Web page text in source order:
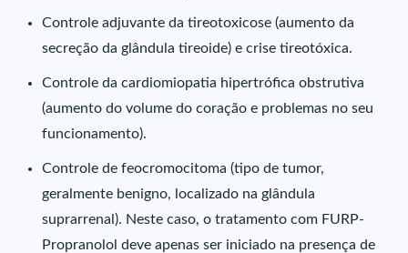
Controle adjuvante da tireotoxicose (aumento da
secreção da glândula tireoide) e crise tireotóxica.
Controle da cardiomiopatia hipertrófica obstrutiva
(aumento do volume do coração e problemas no seu
funcionamento).
Controle de feocromocitoma (tipo de tumor,
geralmente benigno, localizado na glândula
suprarrenal). Neste caso, o tratamento com FURP-
Propranolol deve apenas ser iniciado na presença de